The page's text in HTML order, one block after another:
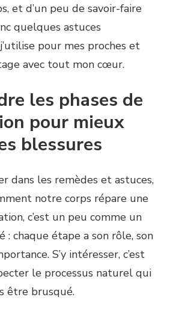
et d’un peu de savoir-faire
quelques astuces
pour mes proches et
avec tout mon cœur.
les phases de
pour mieux
blessures
dans les remèdes et astuces,
notre corps répare une
c’est un peu comme un
: chaque étape a son rôle, son
S’y intéresser, c’est
le processus naturel qui
être brusqué.